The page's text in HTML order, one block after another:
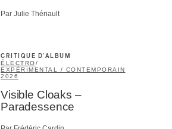
Par Julie Thériault
CRITIQUE D'ALBUM
ÉLECTRO/
EXPÉRIMENTAL / CONTEMPORAIN
2026
Visible Cloaks –
Paradessence